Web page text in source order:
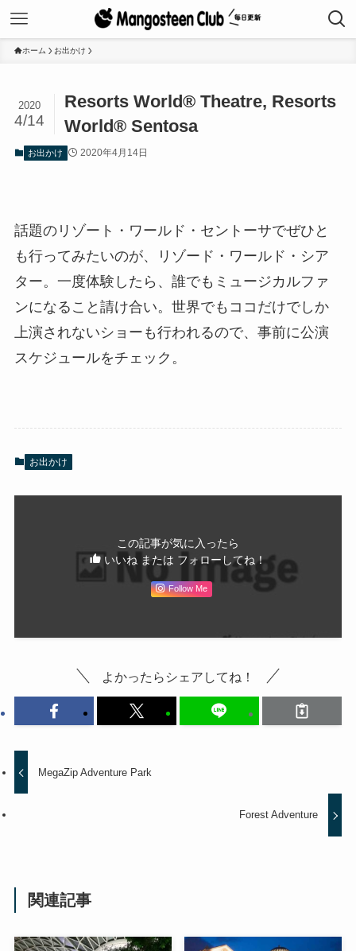
ホーム お出かけ
Resorts World® Theatre, Resorts
World® Sentosa
2020
4/14
お出かけ 2020年4月14日
話題のリゾート・ワールド・セントーサでぜひと
も行ってみたいのが、リゾード・ワールド・シア
ター。一度体験したら、誰でもミュージカルファ
ンになること請け合い。世界でもココだけでしか
上演されないショーも行われるので、事前に公演
スケジュールをチェック。
お出かけ
この記事が気に入ったら
いいね または フォローしてね！
Follow Me
よかったらシェアしてね！
MegaZip Adventure Park
Forest Adventure
関連記事